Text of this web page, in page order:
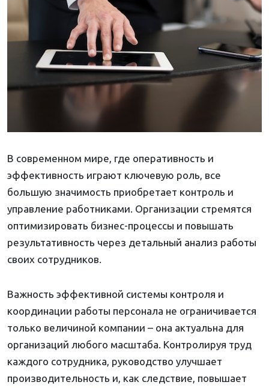
В современном мире, где оперативность и
эффективность играют ключевую роль, все
большую значимость приобретает контроль и
управление работниками. Организации стремятся
оптимизировать бизнес-процессы и повышать
результативность через детальный анализ работы
своих сотрудников.
Важность эффективной системы контроля и
координации работы персонала не ограничивается
только величиной компании – она актуальна для
организаций любого масштаба. Контролируя труд
каждого сотрудника, руководство улучшает
производительность и, как следствие, повышает